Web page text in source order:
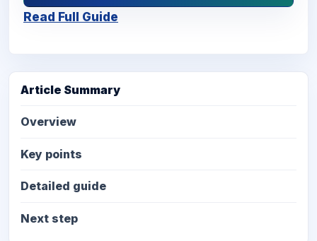
Read Full Guide
Article Summary
Overview
Key points
Detailed guide
Next step